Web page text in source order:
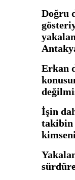
Doğru
Erkan
İşin
takibin